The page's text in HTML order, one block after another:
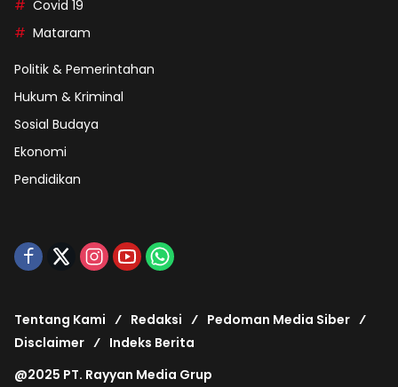
Covid 19
Mataram
Politik & Pemerintahan
Hukum & Kriminal
Sosial Budaya
Ekonomi
Pendidikan
Tentang Kami Redaksi
Pedoman Media Siber
Disclaimer
Indeks Berita
@2025 PT. Rayyan Media Grup